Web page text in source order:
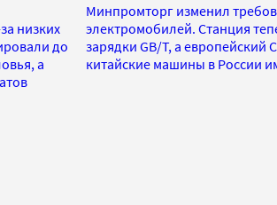
низких
до
а
Минпромторг изменил
электромобилей. Станция
зарядки GB/T, а европейский
китайские машины в России